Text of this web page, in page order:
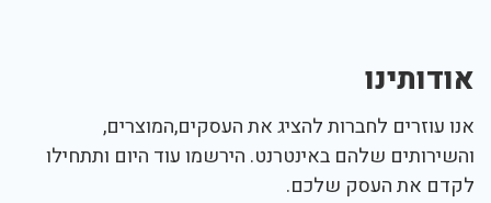
אודותינו
אנו עוזרים לחברות להציג את העסקים,המוצרים,
והשירותים שלהם באינטרנט. הירשמו עוד היום ותתחילו
לקדם את העסק שלכם.